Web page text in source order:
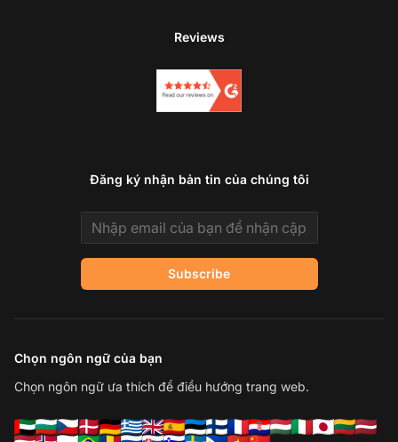
Reviews
Đăng ký nhận bản tin của chúng tôi
Email address
Subscribe
Chọn ngôn ngữ của bạn
Chọn ngôn ngữ ưa thích để điều hướng trang web.